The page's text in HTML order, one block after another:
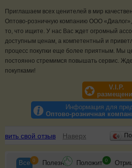
Приглашаем всех ценителей в мир
Оптово-розничную компанию ООО
то, что ищите. У нас Вас ждет огромный
доступным ценам, а компетентный и
процесс покупки еще более приятным. Мы
постоянно стремимся повышать сервис.
покупками!
V.I.P.
Информация для
Оптово-розничная
Отзывы
свой отзыв Наверх
Все 0 Полезн Положит 0